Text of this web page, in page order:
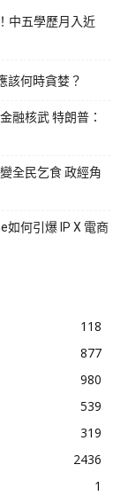
中五學歷月入近
該何時貪婪？
融核武 特朗普：
全民乞食 政經角
如何引爆 IP X 電商
118
877
980
539
319
2436
1